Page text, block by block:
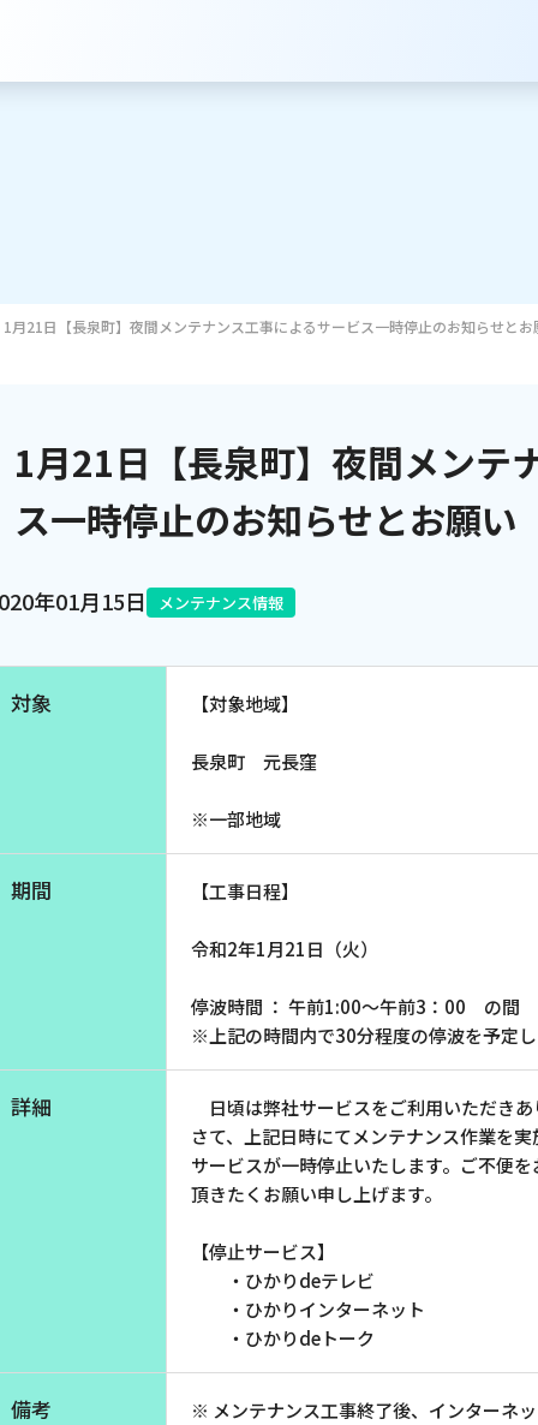
サービスのご案内
テレビ
電話
動画配信
お電話でのお問い合わせ
受付時間：9:30〜18:00 年中無休
Webメール
1月21日【長泉町】夜間メンテナンス工事によるサービス一時停止のお知らせとお
1月21日【長泉町】夜間メンテ
ス一時停止のお知らせとお願い
年01月15日 メンテナンス情報
対象 【対象地域】
長泉町 元長窪
※一部地域
期間 【工事日程】
令和2年1月21日（火）
停波時間 ： 午前1:00～午前3：00 の間
※上記の時間内で30分程度の停波を予定
詳細
日頃は弊社サービスをご利用いただき
さて、上記日時にてメンテナンス作業を
サービスが一時停止いたします。ご不便
頂きたくお願い申し上げます。
【停止サービス】
・ひかりdeテレビ
・ひかりインターネット
・ひかりdeトーク
備考
※ メンテナンス工事終了後、インターネ